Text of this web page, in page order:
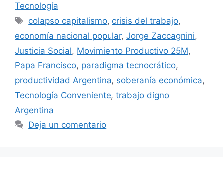
Tecnología
colapso capitalismo, crisis del trabajo,
economía nacional popular, Jorge Zaccagnini,
Justicia Social, Movimiento Productivo 25M,
Papa Francisco, paradigma tecnocrático,
productividad Argentina, soberanía económica,
Tecnología Conveniente, trabajo digno
Argentina
Deja un comentario